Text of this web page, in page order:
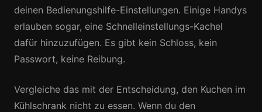
deinen Bedienungshilfe-Einstellungen. Einige Handys
erlauben sogar, eine Schnelleinstellungs-Kachel
dafür hinzuzufügen. Es gibt kein Schloss, kein
Passwort, keine Reibung.
Vergleiche das mit der Entscheidung, den Kuchen im
Kühlschrank nicht zu essen. Wenn du den